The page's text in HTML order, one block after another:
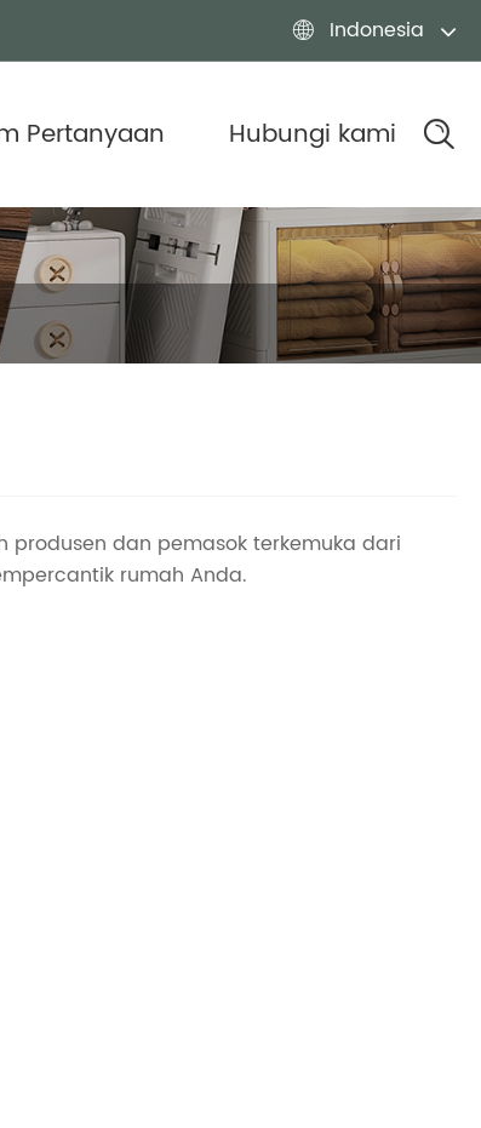
 Indonesia
Pertanyaan Hubungi kami
produsen dan pemasok terkemuka dari
rumah Anda.